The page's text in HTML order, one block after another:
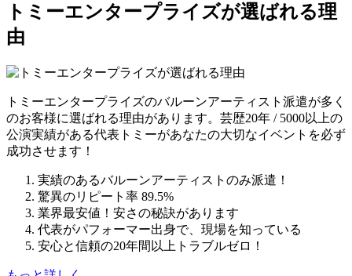
トミーエンタープライズが選ばれる理
由
トミーエンタープライズのバルーンアーティスト派遣が多く
のお客様に選ばれる理由があります。芸歴20年 / 5000以上の
公演実績がある代表トミーがあなたの大切なイベントを必ず
成功させます！
実績のあるバルーンアーティストのみ派遣！
驚異のリピート率 89.5%
業界最安値！安さの秘訣があります
代表がパフォーマー出身で、現場を知っている
安心と信頼の20年間以上トラブルゼロ！